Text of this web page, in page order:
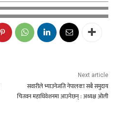
Next article
सवारीले भ्याउनेजति नेपालका सबै समुदाय
चितवन महाधिवेशनमा आउनेछन् : अध्यक्ष ओली